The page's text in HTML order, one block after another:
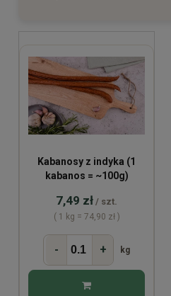
Kabanosy z indyka (1
kabanos = ~100g)
7,49 zł / szt.
( 1 kg = 74,90 zł )
- + kg